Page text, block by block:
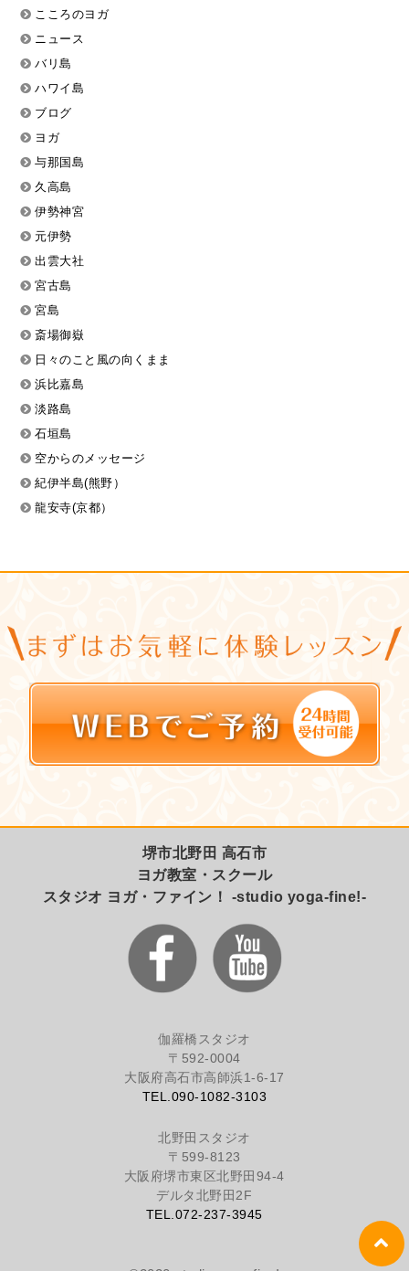
こころのヨガ
ニュース
バリ島
ハワイ島
ブログ
ヨガ
与那国島
久高島
伊勢神宮
元伊勢
出雲大社
宮古島
宮島
斎場御嶽
日々のこと風の向くまま
浜比嘉島
淡路島
石垣島
空からのメッセージ
紀伊半島(熊野）
龍安寺(京都）
堺市北野田 高石市
ヨガ教室・スクール
スタジオ ヨガ・ファイン！ -studio yoga-fine!-
伽羅橋スタジオ
〒592-0004
大阪府高石市高師浜1-6-17
TEL.090-1082-3103
北野田スタジオ
〒599-8123
大阪府堺市東区北野田94-4
デルタ北野田2F
TEL.072-237-3945